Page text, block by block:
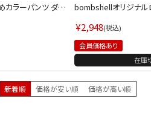
カラーパンツ ダン
ー/グレー/ピンク/
bombshellオリジナル
ムシェル】(M)(ブラック)
¥2,948 税込
会員価格あり
在庫
新着順 価格が安い順 価格が高い順